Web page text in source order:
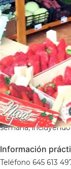
Reseña Living La
Reduan, de origen
su hija, con gran
selección de frutas
especies y
semana,
Información
Teléfono 645 613